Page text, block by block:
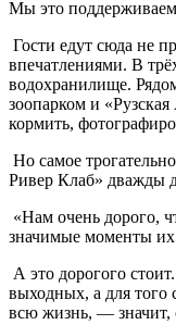
Мы это
Гости едут сюда не
впечатлениями. В
водохранилище.
зоопарком и
кормить,
Но самое
Ривер Клаб» дважды
«Нам очень дорого,
значимые моменты
А это дорогого
выходных, а для того
всю жизнь, — значит,